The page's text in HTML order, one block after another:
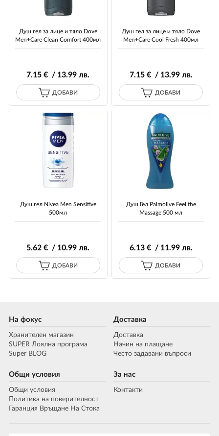
Душ гел за лице и тяло Dove
Men+Care Clean Comfort 400мл
7.15 € / 13.99 лв.
ДОБАВИ
Душ гел за лице и тяло Dove
Men+Care Cool Fresh 400мл
7.15€ / 13.99лв.
ДОБАВИ
Душ гел Nivea Men Sensitive
500мл
5.62 € / 10.99 лв.
ДОБАВИ
Душ Гел Palmolive Feel the
Massage 500 мл
6.13€ / 11.99лв.
ДОБАВИ
На фокус
Хранителен магазин
SUPER Лоялна програма
Super BLOG
Доставка
Доставка
Начин на плащане
Често задавани въпроси
Общи условия
Общи условия
Политика на поверителност
Гаранция Връщане На Стока
За нас
Контакти